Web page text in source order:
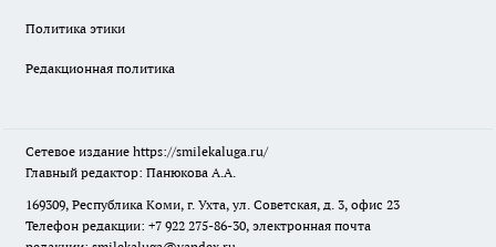
Политика этики
Редакционная политика
Сетевое издание https://smilekaluga.ru/
Главный редактор: Панюкова А.А.
169309, Республика Коми, г. Ухта, ул. Советская, д. 3, офис 23
Телефон редакции: +7 922 275-86-30, электронная почта